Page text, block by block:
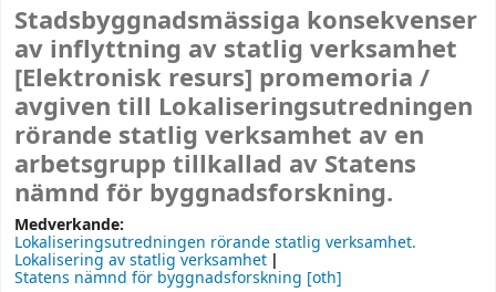
Stadsbyggnadsmässiga konsekvenser
av inflyttning av statlig verksamhet
[Elektronisk resurs] promemoria /
avgiven till Lokaliseringsutredningen
rörande statlig verksamhet av en
arbetsgrupp tillkallad av Statens
nämnd för byggnadsforskning.
Medverkande:
Lokaliseringsutredningen rörande statlig verksamhet.
Lokalisering av statlig verksamhet
Statens nämnd för byggnadsforskning [oth]